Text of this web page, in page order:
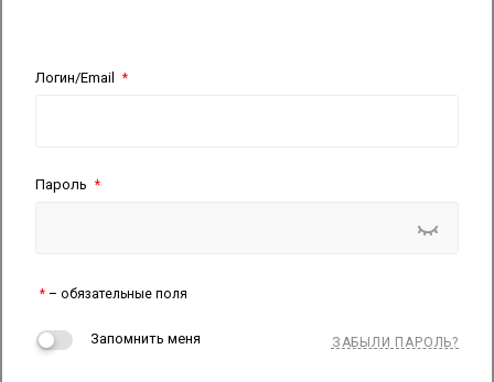
Логин/Email *
Пароль *
* – обязательные поля
Запомнить меня ЗАБЫЛИ ПАРОЛЬ?